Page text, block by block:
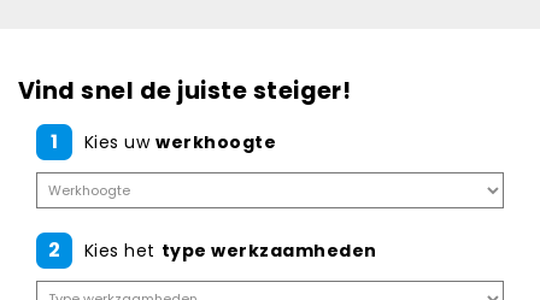
Vind snel de juiste steiger!
1 Kies uw werkhoogte
2 Kies het type werkzaamheden